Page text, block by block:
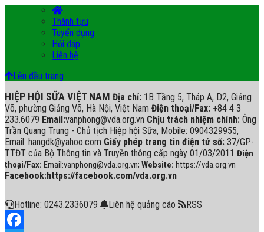
Thành tựu
Tuyển dụng
Hỏi đáp
Liên hệ
Lên đầu trang
HIỆP HỘI SỮA VIỆT NAM Địa chỉ: 1B Tầng 5, Tháp A, D2, Giảng
Võ, phường Giảng Võ, Hà Nội, Việt Nam Điện thoại/Fax: +84 4 3
233.6079 Email:vanphong@vda.org.vn Chịu trách nhiệm chính: Ông
Trần Quang Trung - Chủ tịch Hiệp hội Sữa, Mobile: 0904329955,
Email: hangdk@yahoo.com Giấy phép trang tin điện tử số: 37/GP-
TTĐT của Bộ Thông tin và Truyền thông cấp ngày 01/03/2011 Điện
thoại/Fax: Email:vanphong@vda.org.vn; Website: https://vda.org.vn
Facebook:https://facebook.com/vda.org.vn
Hotline: 0243.2336079 Liên hệ quảng cáo RSS